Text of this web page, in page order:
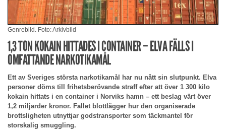
Genrebild. Foto: Arkivbild
1,3 TON KOKAIN HITTADES I CONTAINER – ELVA FÄLLS I
OMFATTANDE NARKOTIKAMÅL
Ett av Sveriges största narkotikamål har nu nått sin slutpunkt. Elva
personer döms till frihetsberövande straff efter att över 1 300 kilo
kokain hittats i en container i Norviks hamn – ett beslag värt över
1,2 miljarder kronor. Fallet blottlägger hur den organiserade
brottsligheten utnyttjar godstransporter som täckmantel för
storskalig smuggling.